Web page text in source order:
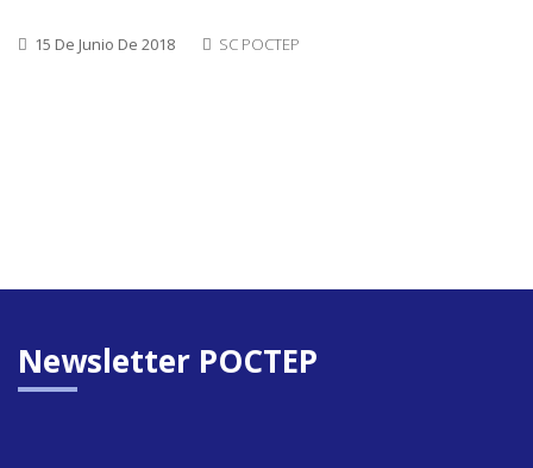
15 De Junio De 2018 SC POCTEP
Newsletter POCTEP